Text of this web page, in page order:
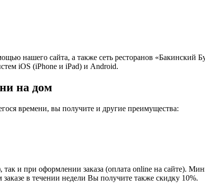
нашего сайта, а также сеть ресторанов «Бакинский
iOS (iPhone и iPad) и Android.
на дом
времени, вы получите и другие преимущества:
и при оформлении заказа (оплата online на сайте).
в течении недели Вы получите также скидку 10%.